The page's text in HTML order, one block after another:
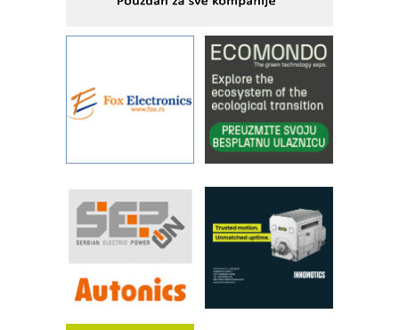
Alba d.o.o. – 35 godina preciznosti u
IBeRTIM - oprema za ispitivanje
kontrole kvaliteta
STAUFF – Komponente koje
povećavaju pouzdanost hidrauličkih
pouzdanost u transferu fluida
Filtration Group Industrial – Napredna
rešenja za filtraciju u hidrauličkim i
procesnim sistemima
RILINEX kompanije Rittal
FANUC: Najbolje za vašu pametnu